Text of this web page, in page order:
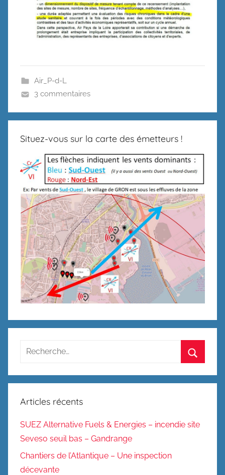
Air_P-d-L
3 commentaires
Situez-vous sur la carte des émetteurs !
Recherche
:
Articles récents
SUEZ Alternative Fuels & Energies – incendie site
Seveso seuil bas – Gandrange
Chantiers de l’Atlantique – Une inspection
décevante